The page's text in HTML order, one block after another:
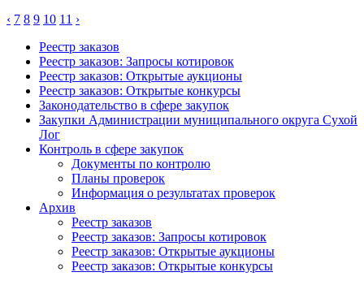
‹ 7 8 9 10 11 ›
Реестр заказов
Реестр заказов: Запросы котировок
Реестр заказов: Открытые аукционы
Реестр заказов: Открытые конкурсы
Законодательство в сфере закупок
Закупки Администрации муниципального округа Сухой
Лог
Контроль в сфере закупок
Документы по контролю
Планы проверок
Информация о результатах проверок
Архив
Реестр заказов
Реестр заказов: Запросы котировок
Реестр заказов: Открытые аукционы
Реестр заказов: Открытые конкурсы